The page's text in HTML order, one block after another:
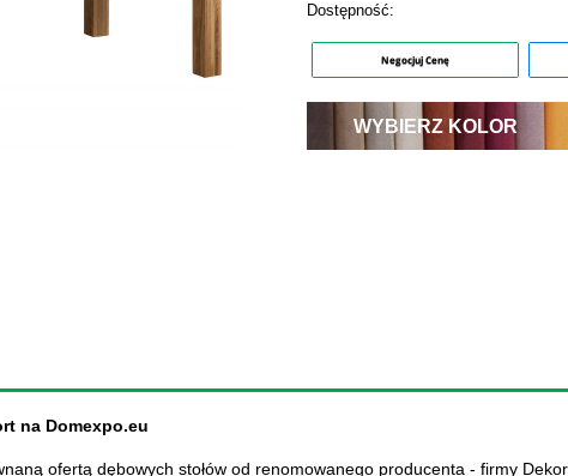
Dostępność:
Negocjuj Cenę
WYBIERZ KOLOR
na Domexpo.eu
ofertą dębowych stołów od renomowanego producenta - firmy